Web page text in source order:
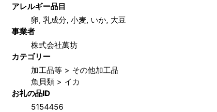
アレルギー品目
卵, 乳成分, 小麦, いか, 大豆
事業者
株式会社萬坊
カテゴリー
加工品等 > その他加工品
魚貝類 > イカ
お礼の品ID
5154456